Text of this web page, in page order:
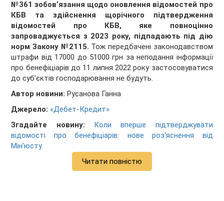
№361 зобов’язання щодо оновлення відомостей про
КБВ та здійснення щорічного підтвердження
відомостей про КБВ, яке повноцінно
запроваджується з 2023 року, підпадають під дію
норм Закону №2115. Тож передбачені законодавством
штрафи від 17000 до 51000 грн за неподання інформації
про бенефіціарів до 11 липня 2022 року застосовуватися
до суб’єктів господарювання не будуть.
Автор новини: Русанова Ганна
Джерело: «Дебет-Кредит»
Згадайте новину: Коли вперше підтверджувати
відомості про бенефіціарів: нове роз'яснення від
Мін'юсту
Читати повністю